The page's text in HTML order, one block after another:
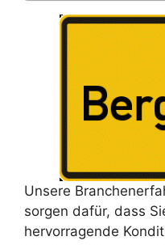
Unsere
sorgen dafür, dass
hervorragende